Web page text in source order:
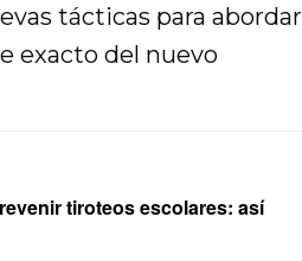
tácticas para abordar
exacto del nuevo
tiroteos escolares: así